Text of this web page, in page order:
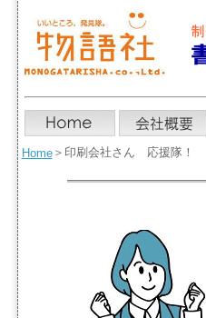
Home＞ 印刷会社さん 応援隊！